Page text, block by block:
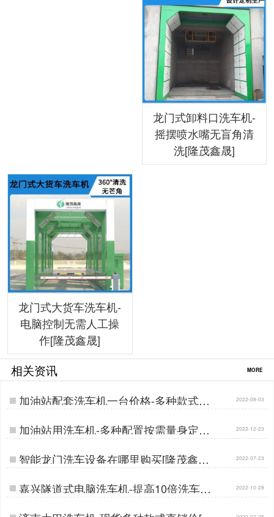
龙门式卸料口洗车机-
摇摆喷水嘴无盲角清
洗[隆茂鑫晟]
龙门式大货车洗车机-
电脑控制无需人工操
作[隆茂鑫晟]
相关资讯 MORE
加油站配套洗车机一台价格-多种款式按
需定制[隆茂鑫晟]…
2022-08-03
加油站用洗车机-多种配置按需量身定做
[隆茂鑫晟]…
2022-12-23
智能龙门洗车设备在哪里购买[隆茂鑫晟]
…
2022-07-23
嘉兴隧道式电脑洗车机-提高10倍洗车速
度[隆茂鑫晟]…
2022-10-28